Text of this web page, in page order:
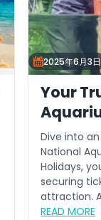
2025年6月3日
Your
Dive into
National
Holidays,
securing
attraction.
Ho...
READ MORE